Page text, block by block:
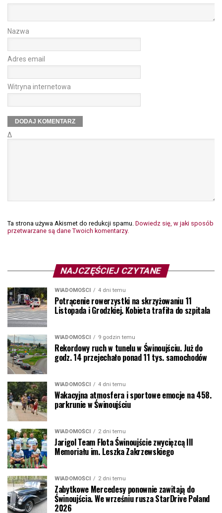
Nazwa
Adres email
Witryna internetowa
Δ
Ta strona używa Akismet do redukcji spamu. Dowiedz się, w jaki sposób
przetwarzane są dane Twoich komentarzy.
NAJCZĘŚCIEJ CZYTANE
WIADOMOŚCI 4 dni temu
Potrącenie rowerzystki na skrzyżowaniu 11
Listopada i Grodzkiej. Kobieta trafiła do szpitala
WIADOMOŚCI 9 godzin temu
Rekordowy ruch w tunelu w Świnoujściu. Już do
godz. 14 przejechało ponad 11 tys. samochodów
WIADOMOŚCI 4 dni temu
Wakacyjna atmosfera i sportowe emocje na 458.
parkrunie w Świnoujściu
WIADOMOŚCI 2 dni temu
Jarigol Team Flota Świnoujście zwycięzcą III
Memoriału im. Leszka Zakrzewskiego
WIADOMOŚCI 2 dni temu
Zabytkowe Mercedesy ponownie zawitają do
Świnoujścia. We wrześniu rusza StarDrive Poland
2026